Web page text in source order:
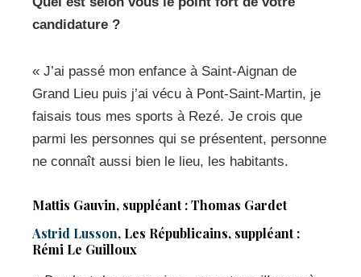
candidature ?
« J’ai passé mon enfance à Saint-Aignan de
Grand Lieu puis j’ai vécu à Pont-Saint-Martin, je
faisais tous mes sports à Rezé. Je crois que
parmi les personnes qui se présentent, personne
ne connaît aussi bien le lieu, les habitants.
Mattis Gauvin, suppléant : Thomas Gardet
Astrid Lusson, Les Républicains, suppléant :
Rémi Le Guilloux